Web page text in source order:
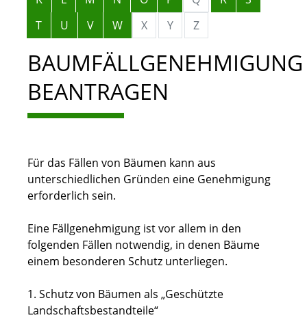
T
U V W X Y Z
BAUMFÄLLGENEHMIGUNG
BEANTRAGEN
Für das Fällen von Bäumen kann aus
unterschiedlichen Gründen eine Genehmigung
erforderlich sein.
Eine Fällgenehmigung ist vor allem in den
folgenden Fällen notwendig, in denen Bäume
einem besonderen Schutz unterliegen.
1. Schutz von Bäumen als „Geschützte
Landschaftsbestandteile“